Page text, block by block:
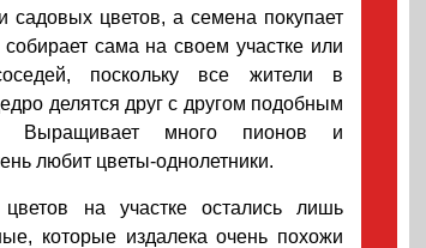
садовых цветов, а семена покупает
собирает сама на своем участке или
поскольку все жители в
делятся друг с другом подобным
Выращивает много пионов и
любит цветы-однолетники.
на участке остались лишь
которые издалека очень похожи